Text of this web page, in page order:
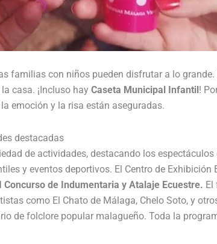
familias con niños pueden disfrutar a lo
casa. ¡Incluso hay Caseta Municipal Infantil !
emoción y la risa están aseguradas.
destacadas
de actividades, destacando los
y eventos deportivos. El Centro de Exhibición
Concurso de Indumentaria y Atalaje Ecuestre.
como El Chato de Málaga, Chelo Soto, y
de folclore popular malagueño. Toda la